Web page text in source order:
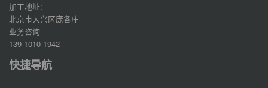
加工地址：
北京市大兴区庞各庄
业务咨询
139 1010 1942
快捷导航